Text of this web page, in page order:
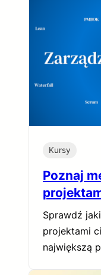
Kursy
Poznaj
Sprawdź
projektami
największą